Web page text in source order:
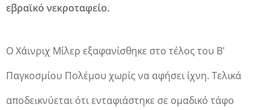
εβραϊκό νεκροταφείο.
Ο Χάινριχ Μίλερ εξαφανίσθηκε στο τέλος του Β'
Παγκοσμίου Πολέμου χωρίς να αφήσει ίχνη. Τελικά
αποδεικνύεται ότι ενταφιάστηκε σε ομαδικό τάφο